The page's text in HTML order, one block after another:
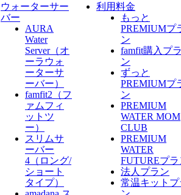
ウォーターサー
バー
AURA
Water
Server​（オ
ーラウォ
ーターサ
ーバー）
famfit2（フ
ァムフィ
ットツ
ー）
スリムサ
ーバー
4（ロング/
ショート
タイプ）
利用料金
もっと
PREMIUMプ
ン
famfit購入プ
ン
ずっと
PREMIUMプ
ン
PREMIUM
WATER MOM
CLUB
PREMIUM
WATER
FUTUREプラ
法人プラン
常温キットプ